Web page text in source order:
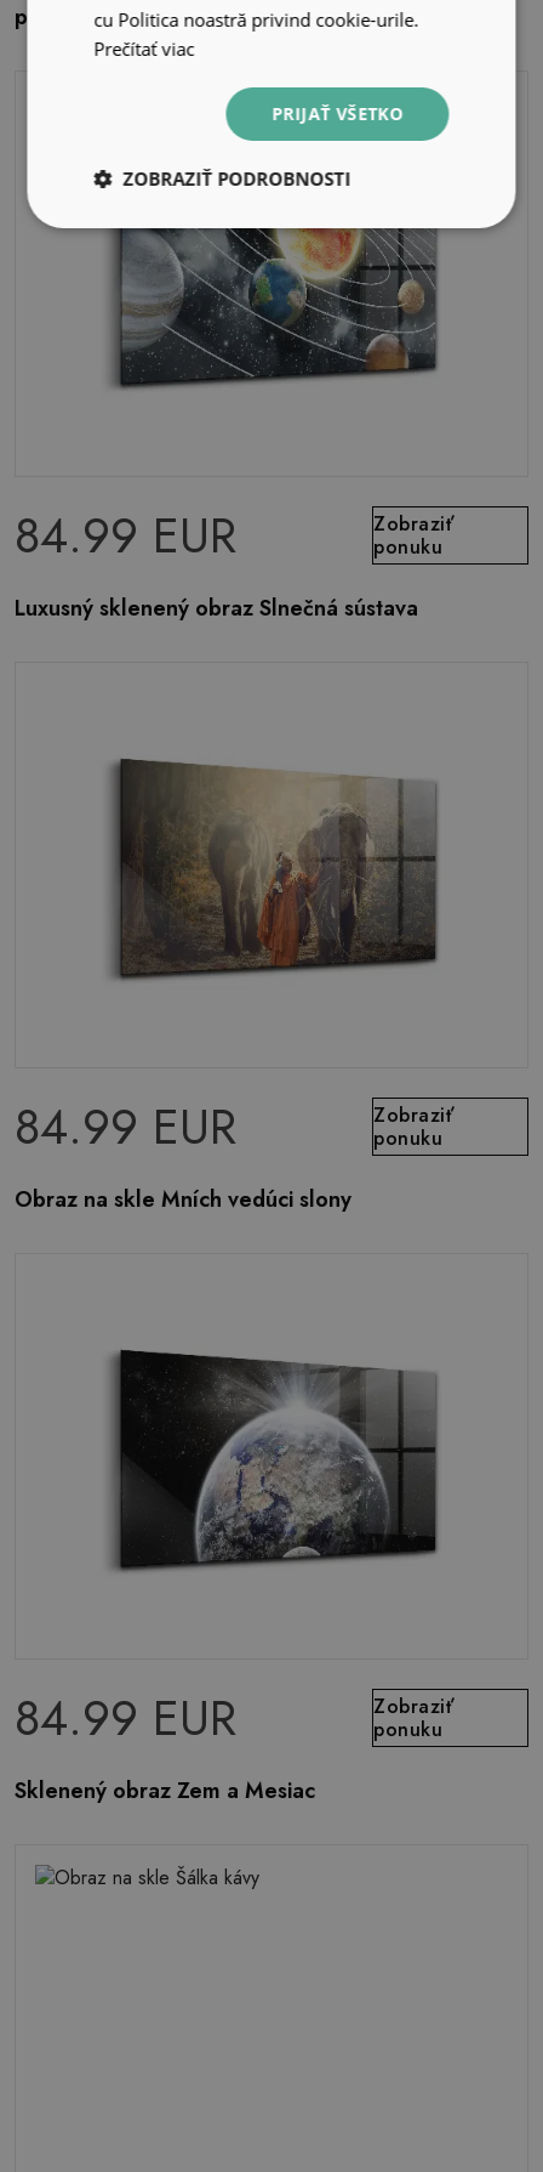
pero
84.99 EUR
Zobraziť
ponuku
Luxusný sklenený obraz Slnečná sústava
84.99 EUR
Zobraziť
ponuku
Obraz na skle Mních vedúci slony
84.99 EUR
Zobraziť
ponuku
Sklenený obraz Zem a Mesiac
cu Politica noastră privind cookie-urile.
Prečítať viac
PRIJAŤ VŠETKO
ZOBRAZIŤ PODROBNOSTI